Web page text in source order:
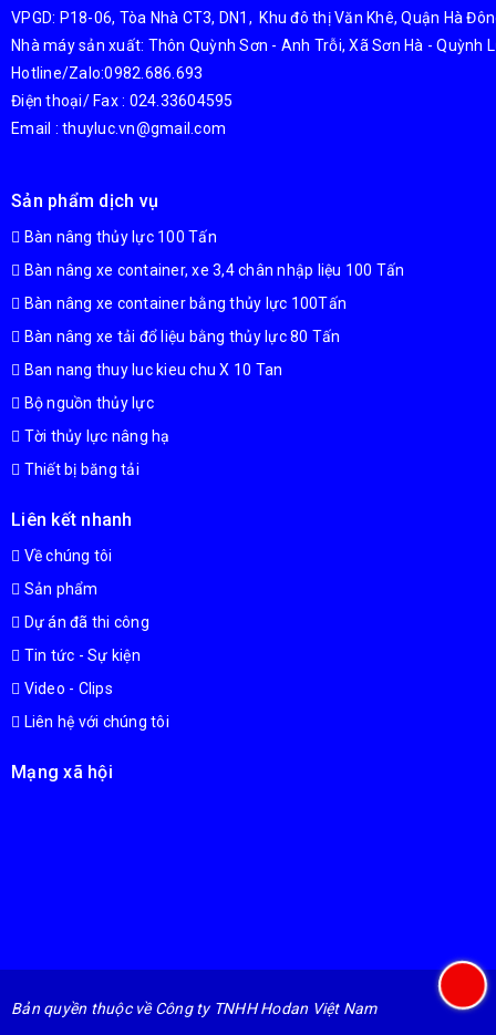
VPGD: P18-06, Tòa Nhà CT3, DN1, Khu đô thị Văn Khê, Quận Hà
Nhà máy sản xuất: Thôn Quỳnh Sơn - Anh Trỗi, Xã Sơn Hà - Quỳnh
Hotline/Zalo:0982.686.693
Điện thoại/ Fax : 024.33604595
Email : thuyluc.vn@gmail.com
Sản phẩm dịch vụ
Bàn nâng thủy lực 100 Tấn
Bàn nâng xe container, xe 3,4 chân nhập liệu 100 Tấn
Bàn nâng xe container bằng thủy lực 100Tấn
Bàn nâng xe tải đổ liệu bằng thủy lực 80 Tấn
Ban nang thuy luc kieu chu X 10 Tan
Bộ nguồn thủy lực
Tời thủy lực nâng hạ
Thiết bị băng tải
Liên kết nhanh
Về chúng tôi
Sản phẩm
Dự án đã thi công
Tin tức - Sự kiện
Video - Clips
Liên hệ với chúng tôi
Mạng xã hội
Bản quyền thuộc về Công ty TNHH Hodan Việt Nam